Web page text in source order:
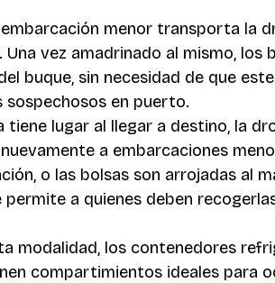
embarcación menor transporta la
vez amadrinado al mismo, los
buque, sin necesidad de que
sospechosos en puerto.
tiene lugar al llegar a destino, la
a embarcaciones
o las bolsas son arrojadas al
permite a quienes deben
modalidad, los contenedores
compartimientos ideales para